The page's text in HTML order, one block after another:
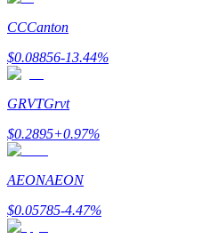
CCCanton
$0.08856-13.44%
GRVTGrvt
$0.2895+0.97%
AEONAEON
$0.05785-4.47%